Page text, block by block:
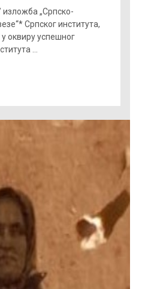
изложба „Српско-
Српског института,
у оквиру успешног
...